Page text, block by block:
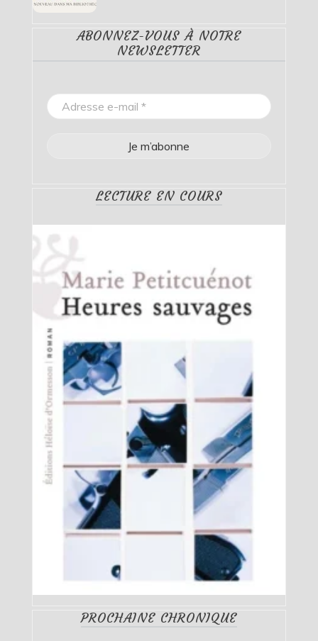
ABONNEZ-VOUS À NOTRE
NEWSLETTER
LECTURE EN COURS
PROCHAINE CHRONIQUE